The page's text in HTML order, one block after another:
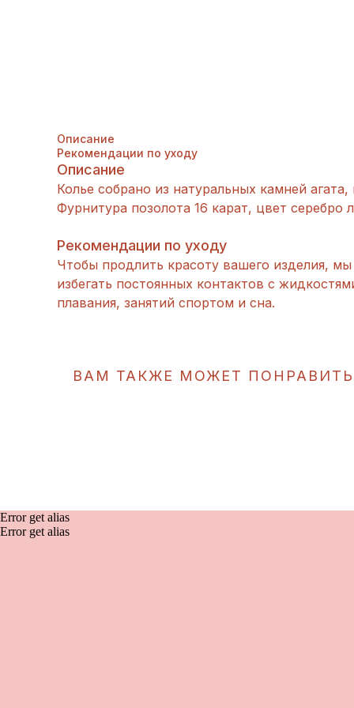
Описание
Рекомендации по уходу
Описание
Колье собрано из натуральных камней агата,
Фурнитура позолота 16 карат, цвет
Рекомендации по уходу
Чтобы продлить красоту вашего изделия, мы
избегать постоянных контактов с
плавания, занятий спортом и сна.
ВАМ ТАКЖЕ МОЖЕТ
Error get alias
Error get alias